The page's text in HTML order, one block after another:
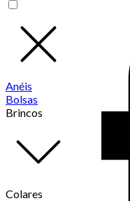
Anéis
Bolsas
Brincos
Colares